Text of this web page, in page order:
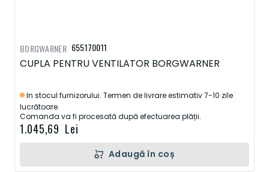
655170011
CUPLA PENTRU VENTILATOR BORGWARNER
In stocul furnizorului. Termen de livrare estimativ 7-10 zile
lucrătoare.
Comanda va fi procesată după efectuarea plății.
1.045,69 Lei
BORGWARNER
Adaugă în coș